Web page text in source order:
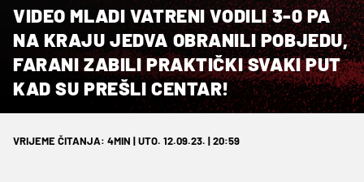
VIDEO MLADI VATRENI VODILI 3-0 PA
NA KRAJU JEDVA OBRANILI POBJEDU,
FARANI ZABILI PRAKTIČKI SVAKI PUT
KAD SU PREŠLI CENTAR!
VRIJEME ČITANJA: 4MIN | UTO. 12.09.23. | 20:59